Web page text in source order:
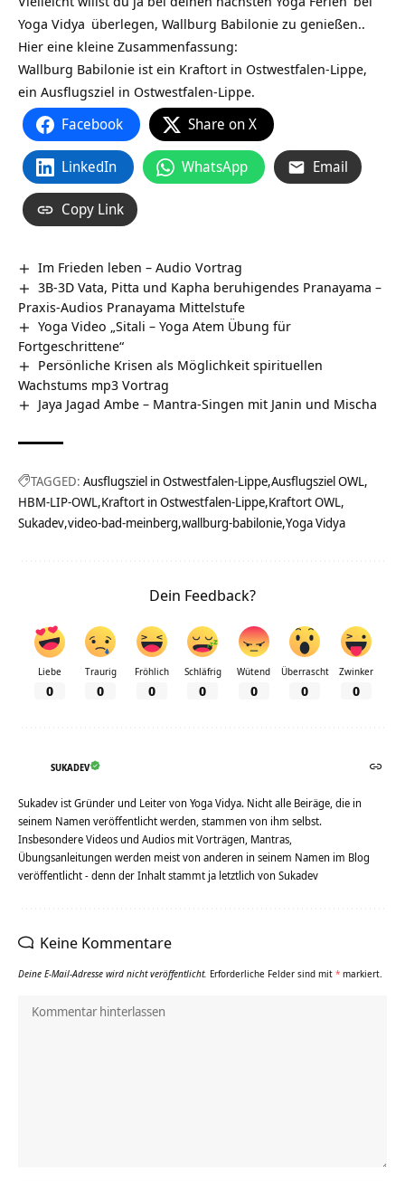
Yoga Vidya
überlegen, Wallburg Babilonie‏‎ zu genießen..
Hier eine kleine Zusammenfassung:
Wallburg Babilonie‏‎ ist ein Kraftort in Ostwestfalen-Lippe,
ein Ausflugsziel in Ostwestfalen-Lippe.
Facebook Share on X
LinkedIn WhatsApp Email
Copy Link
Im Frieden leben – Audio Vortrag
3B-3D Vata, Pitta und Kapha beruhigendes Pranayama –
Praxis-Audios Pranayama Mittelstufe
Yoga Video „Sitali – Yoga Atem Übung für
Fortgeschrittene“
Persönliche Krisen als Möglichkeit spirituellen
Wachstums mp3 Vortrag
Jaya Jagad Ambe – Mantra-Singen mit Janin und Mischa
TAGGED: Ausflugsziel in Ostwestfalen-Lippe Ausflugsziel OWL
HBM-LIP-OWL Kraftort in Ostwestfalen-Lippe Kraftort OWL
Sukadev video-bad-meinberg wallburg-babilonie Yoga Vidya
Dein Feedback?
Liebe
0
Traurig
0
Fröhlich
0
Schläfrig
0
Wütend
0
Überrascht
0
Zwinker
0
SUKADEV
Sukadev ist Gründer und Leiter von Yoga Vidya. Nicht alle Beiräge, die in
seinem Namen veröffentlicht werden, stammen von ihm selbst.
Insbesondere Videos und Audios mit Vorträgen, Mantras,
Übungsanleitungen werden meist von anderen in seinem Namen im Blog
veröffentlicht - denn der Inhalt stammt ja letztlich von Sukadev
Keine Kommentare
Deine E-Mail-Adresse wird nicht veröffentlicht. Erforderliche Felder sind mit * markiert.